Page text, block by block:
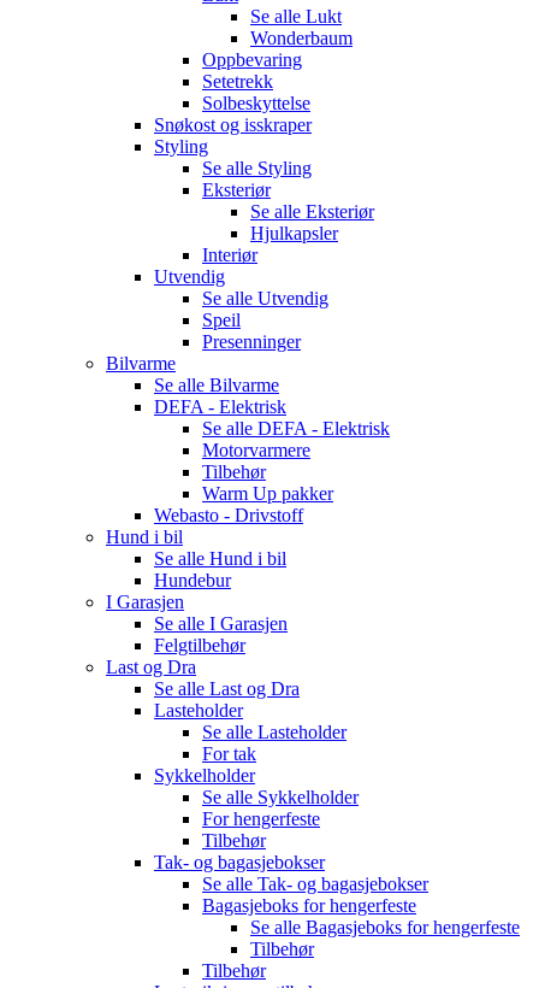
Se alle Lukt
Wonderbaum
Oppbevaring
Setetrekk
Solbeskyttelse
Snøkost og isskraper
Styling
Se alle Styling
Eksteriør
Se alle Eksteriør
Hjulkapsler
Interiør
Utvendig
Se alle Utvendig
Speil
Presenninger
Bilvarme
Se alle Bilvarme
DEFA - Elektrisk
Se alle DEFA - Elektrisk
Motorvarmere
Tilbehør
Warm Up pakker
Webasto - Drivstoff
Hund i bil
Se alle Hund i bil
Hundebur
I Garasjen
Se alle I Garasjen
Felgtilbehør
Last og Dra
Se alle Last og Dra
Lasteholder
Se alle Lasteholder
For tak
Sykkelholder
Se alle Sykkelholder
For hengerfeste
Tilbehør
Tak- og bagasjebokser
Se alle Tak- og bagasjebokser
Bagasjeboks for hengerfeste
Se alle Bagasjeboks for hengerfeste
Tilbehør
Tilbehør